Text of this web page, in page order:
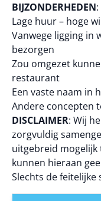
BIJZONDERHEDEN:
Lage huur – hoge
Vanwege ligging in
bezorgen
Zou omgezet
restaurant
Een vaste naam in
Andere concepten
DISCLAIMER: Wij
zorgvuldig
uitgebreid
kunnen hieraan
Slechts de